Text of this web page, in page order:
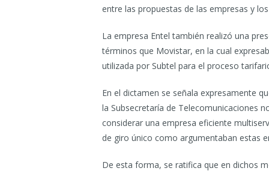
entre las propuestas de las empresas y
La empresa Entel también realizó una
términos que Movistar, en la cual
utilizada por Subtel para el proceso
En el dictamen se señala expresamente
la Subsecretaría de Telecomunicaciones
considerar una empresa eficiente
de giro único como argumentaban estas
De esta forma, se ratifica que en dichos